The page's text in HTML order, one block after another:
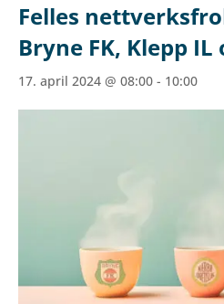
Felles
Bryne FK, Klepp
17. april 2024 @ 08:00 - 10:00